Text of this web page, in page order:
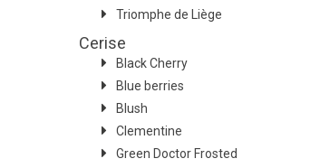
Triomphe de Liège
Cerise
Black Cherry
Blue berries
Blush
Clementine
Green Doctor Frosted